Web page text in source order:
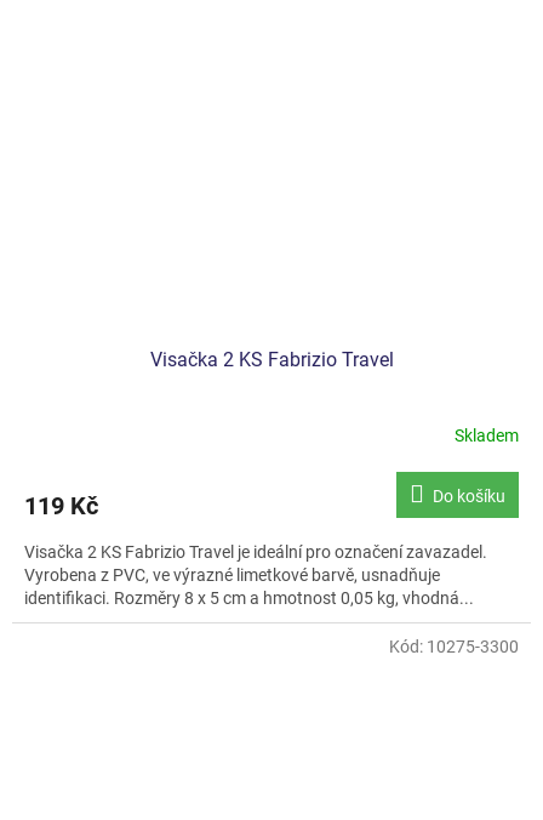
Visačka 2 KS Fabrizio Travel
je
z
5
hvězdiček.
Skladem
119 Kč Do košíku
Visačka 2 KS Fabrizio Travel je ideální pro označení zavazadel.
Vyrobena z PVC, ve výrazné limetkové barvě, usnadňuje
identifikaci. Rozměry 8 x 5 cm a hmotnost 0,05 kg, vhodná...
Kód: 10275-3300